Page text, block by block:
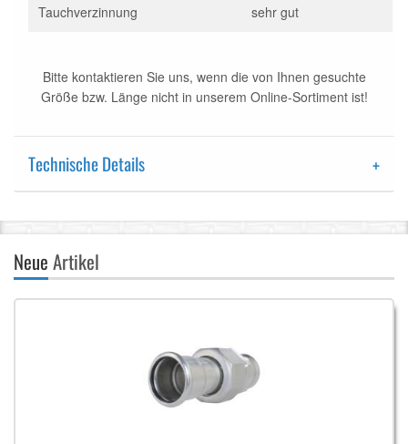
Tauchverzinnung sehr gut
Bitte kontaktieren Sie uns, wenn die von Ihnen gesuchte
Größe bzw. Länge nicht in unserem Online-Sortiment ist!
Technische Details
NeueArtikel